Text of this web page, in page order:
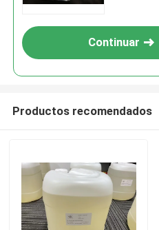
Continuar
Productos recomendados